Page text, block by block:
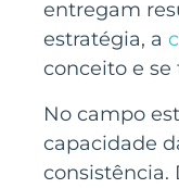
entregam
estratégia, a
conceito e se
No campo
capacidade
consistência.